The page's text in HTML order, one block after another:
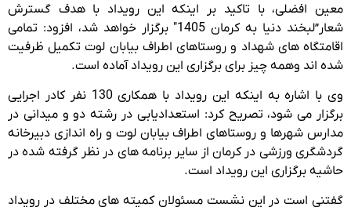
معین افضلی، با تاکید بر اینکه این رویداد با هدف گسترش
شعار”لبخند دنیا به کرمان 1405″ برگزار خواهد شد، افزود: تمامی
اقامتگاه های شهداد و روستاهای اطراف بیابان لوت تکمیل ظرفیت
شده اند وهمه چیز برای برگزاری این رویداد آماده است.
وی با اشاره به اینکه این رویداد با همکاری 130 نفر کادر اجرایی
برگزار می شود، تصریح کرد: استعدادیابی در رشته دو و میدانی در
مدارس شهرها و روستاهای اطراف بیابان لوت و راه اندازی دبیرخانه
گردشگری ورزشی در کرمان از سایر برنامه های در نظر گرفته شده در
حاشیه برگزاری این رویداد است.
گفتنی است در این نشست مسئولان کمیته های مختلف در رویداد